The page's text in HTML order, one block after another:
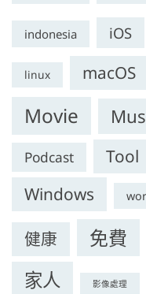
indonesia iOS
linux macOS
Movie
Podcast Tool
Windows
健康 免費
家人 影像處理